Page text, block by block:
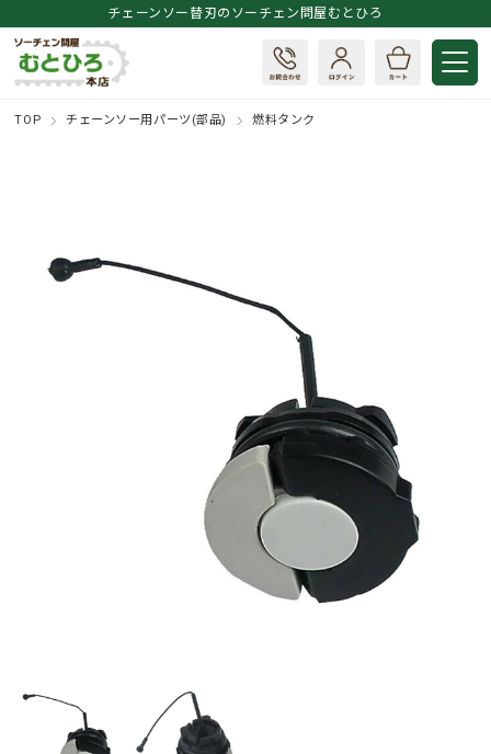
チェーンソー替刃のソーチェン問屋むとひろ
TOP チェーンソー用パーツ(部品) 燃料タンク